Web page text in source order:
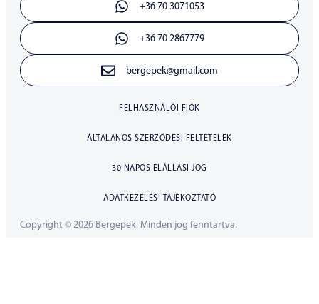
+36 70 3071053
+36 70 2867779
bergepek@gmail.com
FELHASZNÁLÓI FIÓK
ÁLTALÁNOS SZERZŐDÉSI FELTÉTELEK
30 NAPOS ELÁLLÁSI JOG
ADATKEZELÉSI TÁJÉKOZTATÓ
Copyright © 2026 Bergepek. Minden jog fenntartva.